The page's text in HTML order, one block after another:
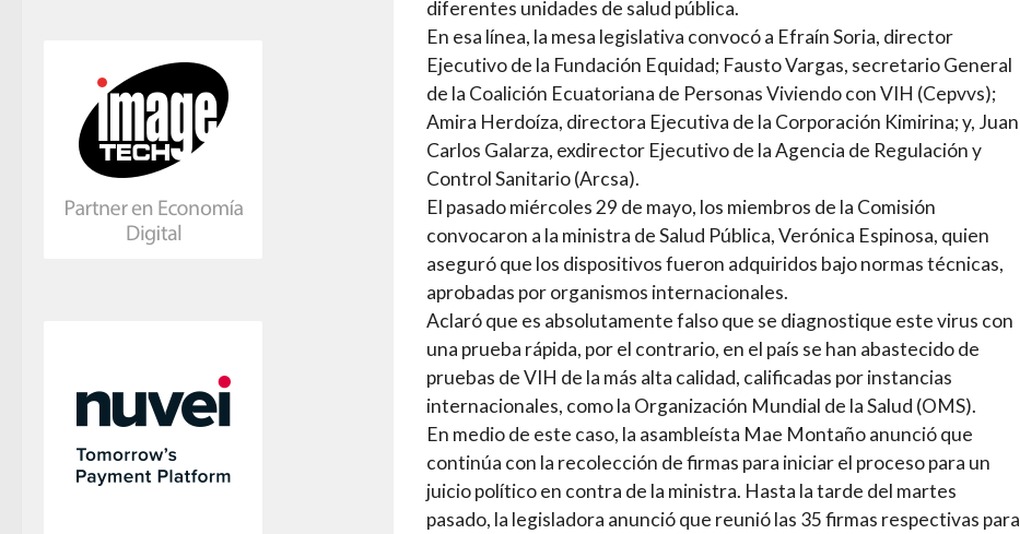
diferentes unidades de salud pública.
En esa línea, la mesa legislativa convocó a Efraín Soria, director
Ejecutivo de la Fundación Equidad; Fausto Vargas, secretario General
de la Coalición Ecuatoriana de Personas Viviendo con VIH (Cepvvs);
Amira Herdoíza, directora Ejecutiva de la Corporación Kimirina; y, Juan
Carlos Galarza, exdirector Ejecutivo de la Agencia de Regulación y
Control Sanitario (Arcsa).
El pasado miércoles 29 de mayo, los miembros de la Comisión
convocaron a la ministra de Salud Pública, Verónica Espinosa, quien
aseguró que los dispositivos fueron adquiridos bajo normas técnicas,
aprobadas por organismos internacionales.
Aclaró que es absolutamente falso que se diagnostique este virus con
una prueba rápida, por el contrario, en el país se han abastecido de
pruebas de VIH de la más alta calidad, calificadas por instancias
internacionales, como la Organización Mundial de la Salud (OMS).
En medio de este caso, la asambleísta Mae Montaño anunció que
continúa con la recolección de firmas para iniciar el proceso para un
juicio político en contra de la ministra. Hasta la tarde del martes
pasado, la legisladora anunció que reunió las 35 firmas respectivas para